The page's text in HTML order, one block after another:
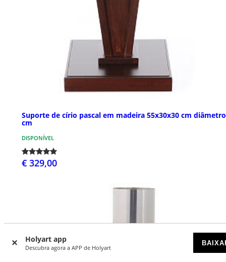
Holyart app
Descubra agora a APP de Holyart
Suporte de círio pascal em madeira 55x30x30 cm
cm
DISPONÍVEL
€ 329,00